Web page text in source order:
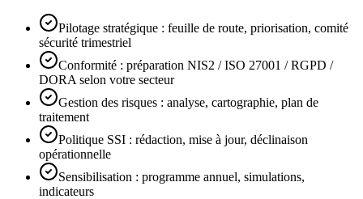
Pilotage stratégique : feuille de route, priorisation, comité
sécurité trimestriel
Conformité : préparation NIS2 / ISO 27001 / RGPD /
DORA selon votre secteur
Gestion des risques : analyse, cartographie, plan de
traitement
Politique SSI : rédaction, mise à jour, déclinaison
opérationnelle
Sensibilisation : programme annuel, simulations,
indicateurs